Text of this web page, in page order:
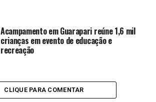
Acampamento em Guarapari reúne 1,6 mil
crianças em evento de educação e
recreação
CLIQUE PARA COMENTAR